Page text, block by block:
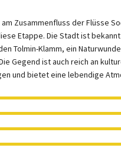
am Zusammenfluss der Flüsse
Etappe. Die Stadt ist
Tolmin-Klamm, ein
Gegend ist auch reich an
und bietet eine lebendige